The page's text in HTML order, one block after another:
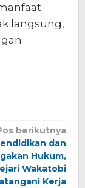
langsung,
berikutnya
dan
Hukum,
Wakatobi
Kerja